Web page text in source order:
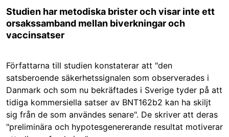
Studien har metodiska brister och visar inte ett
orsakssamband mellan biverkningar och
vaccinsatser
Författarna till studien konstaterar att "den
satsberoende säkerhetssignalen som observerades i
Danmark och som nu bekräftades i Sverige tyder på att
tidiga kommersiella satser av BNT162b2 kan ha skiljt
sig från de som användes senare". De skriver att deras
"preliminära och hypotesgenererande resultat motiverar